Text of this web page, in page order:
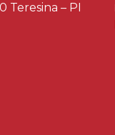
Teresina – PI